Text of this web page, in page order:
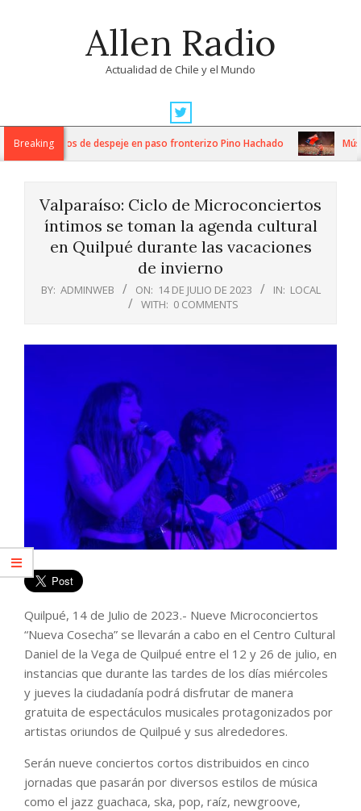
Allen Radio
Actualidad de Chile y el Mundo
Navigation
MenuBreaking
trabajos de despeje en paso fronterizo Pino Hachado
Valparaíso: Ciclo de Microconciertos
íntimos se toman la agenda cultural
en Quilpué durante las vacaciones
de invierno
BY: ADMINWEB ON: 14 DE JULIO DE 2023 IN: LOCAL
WITH: 0 COMMENTS
Quilpué, 14 de Julio de 2023.- Nueve Microconciertos
“Nueva Cosecha” se llevarán a cabo en el Centro Cultural
Daniel de la Vega de Quilpué entre el 12 y 26 de julio, en
instancias que durante las tardes de los días miércoles
y jueves la ciudadanía podrá disfrutar de manera
gratuita de espectáculos musicales protagonizados por
artistas oriundos de Quilpué y sus alrededores.
Serán nueve conciertos cortos distribuidos en cinco
jornadas que pasarán por diversos estilos de música
como el jazz guachaca, ska, pop, raíz, newgroove,